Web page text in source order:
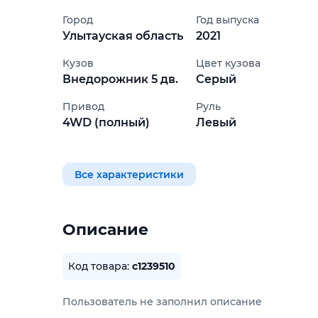
Город
Улытауская область
Год выпуска
2021
Кузов
Внедорожник 5 дв.
Цвет кузова
Серый
Привод
4WD (полный)
Руль
Левый
Все характеристики
Описание
Код товара: c1239510
Пользователь не заполнил описание